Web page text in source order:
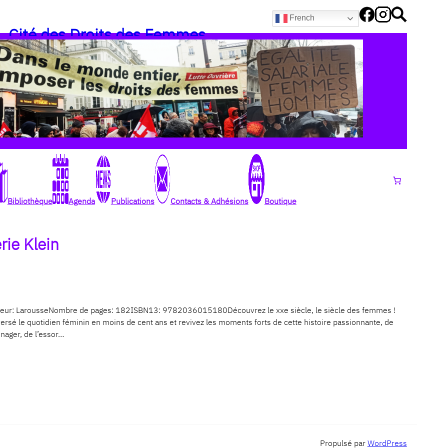
French
Cité des Droits des Femmes
Bibliothèque Agenda Publications Contacts & Adhésions Boutique
Klein
LarousseNombre de pages: 182ISBN13: 9782036015180Découvrez le xxe siècle, le siècle des femmes !
le quotidien féminin en moins de cent ans et revivez les moments forts de cette histoire passionnante, de
de l’essor…
Propulsé par WordPress